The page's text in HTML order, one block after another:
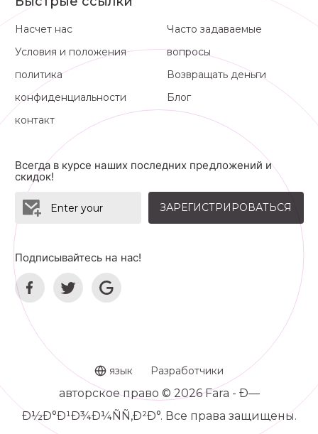
Насчет нас
Условия и положения
политика
конфиденциальности
контакт
Часто задаваемые
вопросы
Возвращать деньги
Блог
Всегда в курсе наших последних предложений и
скидок!
ЗАРЕГИСТРИРОВАТЬСЯ
Подписывайтесь на нас!
язык Разработчики
авторское право © 2026 Fara - Ð—
Ð½Ð°Ð¹Ð¾Ð¼ÑÑ‚Ð²Ð°. Все права защищены.